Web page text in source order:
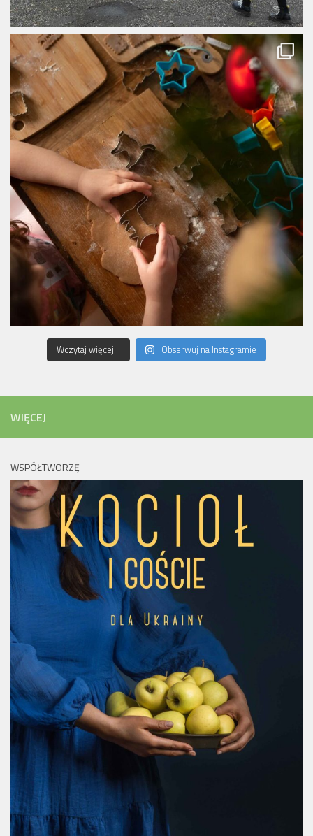
Wczytaj więcej... Obserwuj na Instagramie
WIĘCEJ
WSPÓŁTWORZĘ